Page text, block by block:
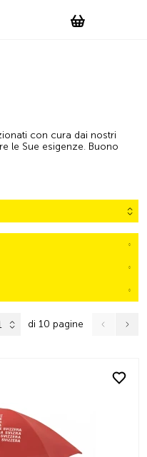
Account
WishList
con cura dai nostri
le Sue esigenze. Buono
di 10 pagine